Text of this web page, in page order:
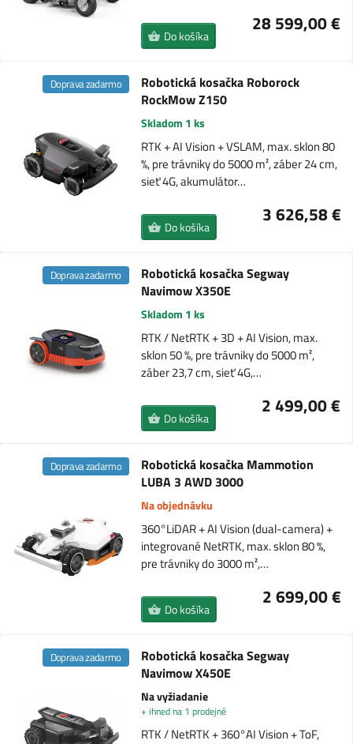
28 599,00 €
Do košíka
Robotická kosačka Roborock
RockMow Z150
Doprava zadarmo
Skladom 1 ks
RTK + AI Vision + VSLAM, max. sklon 80
%, pre trávniky do 5000 m², záber 24 cm,
sieť 4G, akumulátor…
3 626,58 €
Do košíka
Robotická kosačka Segway
Navimow X350E
Doprava zadarmo
Skladom 1 ks
RTK / NetRTK + 3D + AI Vision, max.
sklon 50 %, pre trávniky do 5000 m²,
záber 23,7 cm, sieť 4G,…
2 499,00 €
Do košíka
Robotická kosačka Mammotion
LUBA 3 AWD 3000
Doprava zadarmo
Na objednávku
360°LiDAR + AI Vision (dual-camera) +
integrované NetRTK, max. sklon 80 %,
pre trávniky do 3000 m²,…
2 699,00 €
Do košíka
Robotická kosačka Segway
Navimow X450E
Doprava zadarmo
Na vyžiadanie
+ ihned na 1 prodejně
RTK / NetRTK + 360°AI Vision + ToF,